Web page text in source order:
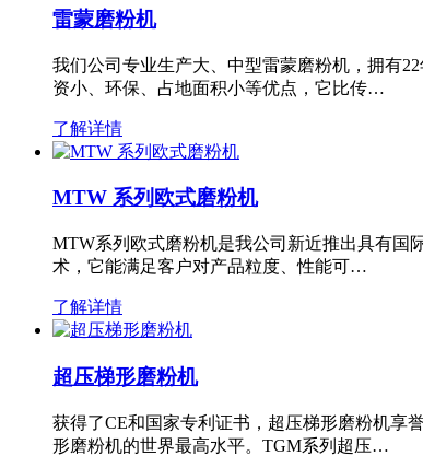
雷蒙磨粉机
我们公司专业生产大、中型雷蒙磨粉机，拥有
资小、环保、占地面积小等优点，它比传…
了解详情
MTW 系列欧式磨粉机
MTW系列欧式磨粉机是我公司新近推出具有国
术，它能满足客户对产品粒度、性能可…
了解详情
超压梯形磨粉机
获得了CE和国家专利证书，超压梯形磨粉机享
形磨粉机的世界最高水平。TGM系列超压…